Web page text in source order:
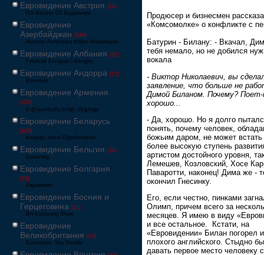
Евровидение Австрия [24]
Ö3-Wecker Ö3 Будильник
Евровидение
Азербайджан [549]
Avrovijn Avroviziya Mahnı Müsabiqəsi
Евровидение Албания [32]
Festivali Evropian i Këngës
Евровидение Андорра [15]
Eurovisió
Евровидение Армения
[228]
Եվրատեսիլ երգի մրցույթ
Евровидение Беларусь
[600]
Конкурс песні Еўрабачанне
Евровидение Бельгия [24]
Eurosong
Евровидение Болгария
[26]
Евровизия
Евровидение Босния и
Герцеговина [21]
BH Eurosong Show
Евровидение
Великобритания [67]
Eurovision: You Decide
Продюсер и бизнесмен
«Комсомолке» о конфликте с
Батурин - Билану: - Вкачал,
тебя немало, но не добился
вокала
- Виктор Николаевич, вы
заявление, что больше не
Димой Биланом. Почему?
хорошо...
- Да, хорошо. Но я долго
понять, почему человек,
божьим даром, не может встать
более высокую ступень
артистом достойного уровня,
Лемешев, Козловский, Хосе
Паваротти, наконец! Дима же -
окончил Гнесинку.
Его, если честно, пинками
Олимп, причем всего за
месяцев. Я имею в виду
и все остальное. Кстати, на
«Евровидении» Билан погорел
плохого английского. Стыдно
давать первое место человеку